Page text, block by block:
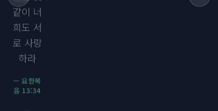
게 하리
라
— 마태복
음 11:28
공
동